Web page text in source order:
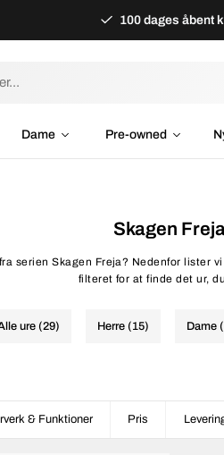
100 dages åbent
Dame Pre-owned
Skagen
serien Skagen Freja? Nedenfor lister
filteret for at finde det ur,
ure (29) Herre (15) Dame
& Funktioner Pris